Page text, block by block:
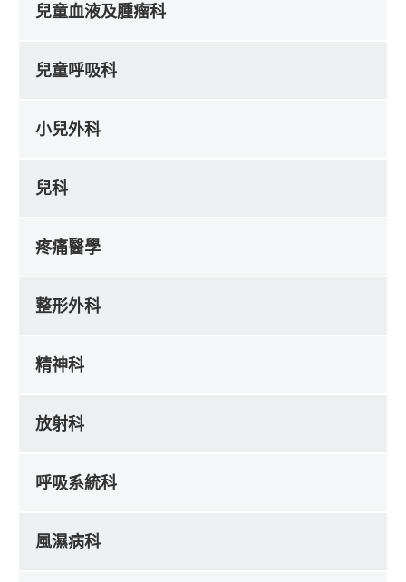
兒童血液及腫瘤科
兒童呼吸科
小兒外科
兒科
疼痛醫學
整形外科
精神科
放射科
呼吸系統科
風濕病科